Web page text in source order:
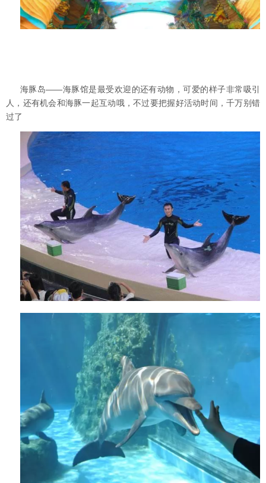
海豚岛——海豚馆是最受欢迎的还有动物，可爱的样子非常吸引
人，还有机会和海豚一起互动哦，不过要把握好活动时间，千万别错
过了